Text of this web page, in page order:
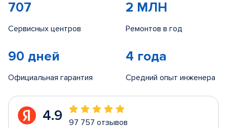
707
Сервисных центров
2 МЛН
Ремонтов в год
90 дней
Официальная гарантия
4 года
Средний опыт инженера
4.9 97 757 отзывов